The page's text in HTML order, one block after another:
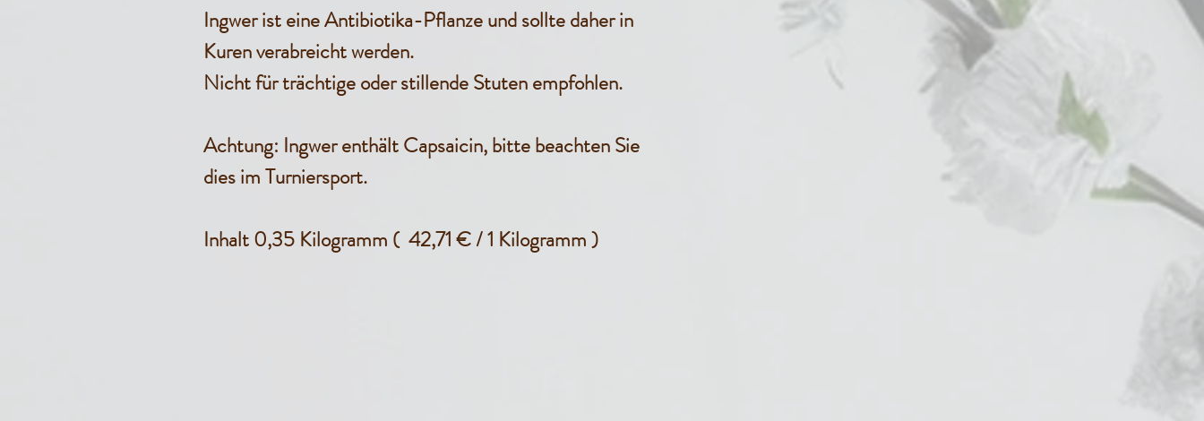
Ingwer ist eine Antibiotika-Pflanze und sollte daher in
Kuren verabreicht werden.
Nicht für trächtige oder stillende Stuten empfohlen.
Achtung: Ingwer enthält Capsaicin, bitte beachten Sie
dies im Turniersport.
Inhalt 0,35 Kilogramm ( 42,71 € / 1 Kilogramm )